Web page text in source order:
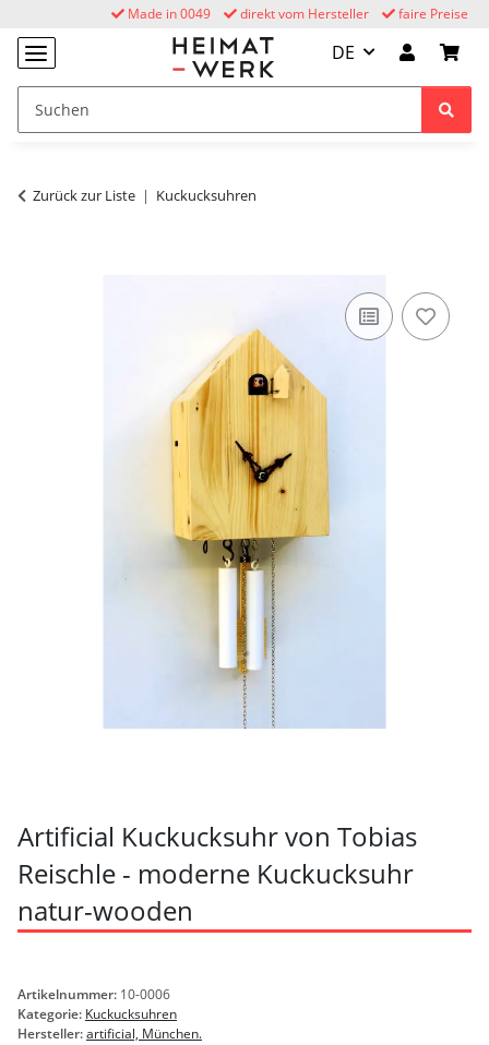
faire Preise
direkt vom Hersteller
Made in 0049
DE
Zurück zur Liste Kuckucksuhren
Artificial Kuckucksuhr von Tobias
Reischle - moderne Kuckucksuhr
natur-wooden
Artikelnummer: 10-0006
Kategorie: Kuckucksuhren
Hersteller:artificial, München.